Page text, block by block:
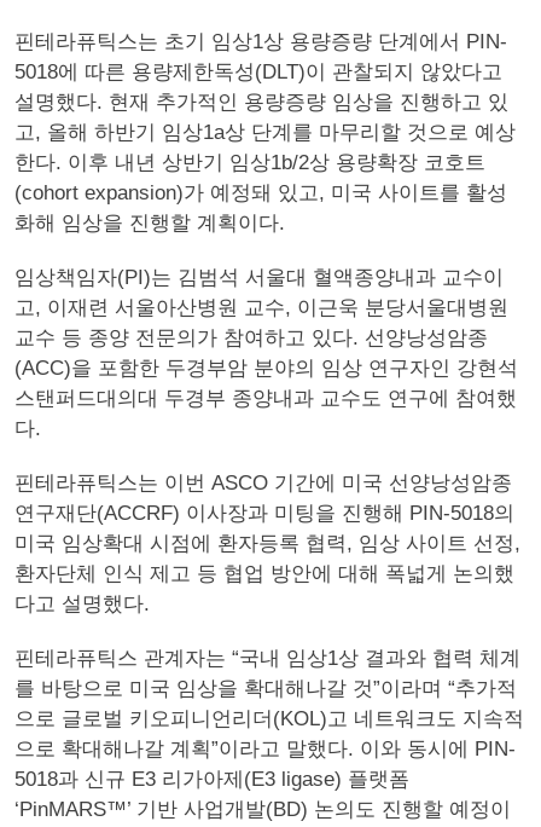
핀테라퓨틱스는 초기 임상1상 용량증량 단계에서 PIN-
5018에 따른 용량제한독성(DLT)이 관찰되지 않았다고
설명했다. 현재 추가적인 용량증량 임상을 진행하고 있
고, 올해 하반기 임상1a상 단계를 마무리할 것으로 예상
한다. 이후 내년 상반기 임상1b/2상 용량확장 코호트
(cohort expansion)가 예정돼 있고, 미국 사이트를 활성
화해 임상을 진행할 계획이다.
임상책임자(PI)는 김범석 서울대 혈액종양내과 교수이
고, 이재련 서울아산병원 교수, 이근욱 분당서울대병원
교수 등 종양 전문의가 참여하고 있다. 선양낭성암종
(ACC)을 포함한 두경부암 분야의 임상 연구자인 강현석
스탠퍼드대의대 두경부 종양내과 교수도 연구에 참여했
다.
핀테라퓨틱스는 이번 ASCO 기간에 미국 선양낭성암종
연구재단(ACCRF) 이사장과 미팅을 진행해 PIN-5018의
미국 임상확대 시점에 환자등록 협력, 임상 사이트 선정,
환자단체 인식 제고 등 협업 방안에 대해 폭넓게 논의했
다고 설명했다.
핀테라퓨틱스 관계자는 “국내 임상1상 결과와 협력 체계
를 바탕으로 미국 임상을 확대해나갈 것”이라며 “추가적
으로 글로벌 키오피니언리더(KOL)고 네트워크도 지속적
으로 확대해나갈 계획”이라고 말했다. 이와 동시에 PIN-
5018과 신규 E3 리가아제(E3 ligase) 플랫폼
‘PinMARS™’ 기반 사업개발(BD) 논의도 진행할 예정이